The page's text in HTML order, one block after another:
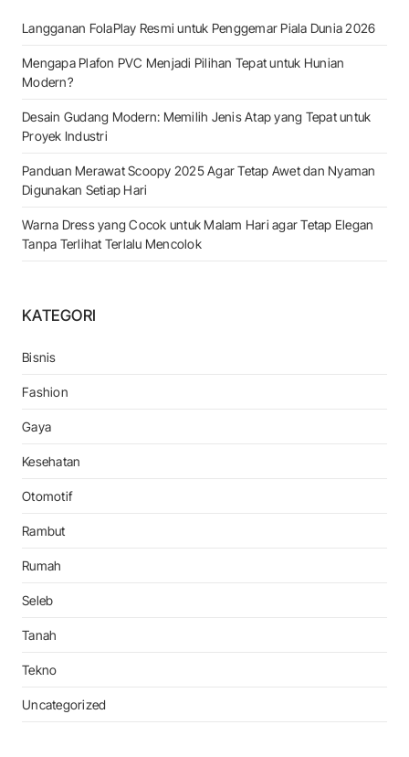
Langganan FolaPlay Resmi untuk Penggemar Piala Dunia 2026
Mengapa Plafon PVC Menjadi Pilihan Tepat untuk Hunian
Modern?
Desain Gudang Modern: Memilih Jenis Atap yang Tepat untuk
Proyek Industri
Panduan Merawat Scoopy 2025 Agar Tetap Awet dan Nyaman
Digunakan Setiap Hari
Warna Dress yang Cocok untuk Malam Hari agar Tetap Elegan
Tanpa Terlihat Terlalu Mencolok
KATEGORI
Bisnis
Fashion
Gaya
Kesehatan
Otomotif
Rambut
Rumah
Seleb
Tanah
Tekno
Uncategorized